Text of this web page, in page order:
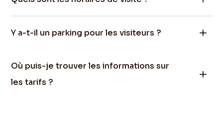
Y a-t-il un parking pour les visiteurs ?
Où puis-je trouver les informations sur
les tarifs ?